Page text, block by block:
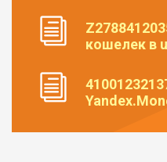
кошелек в